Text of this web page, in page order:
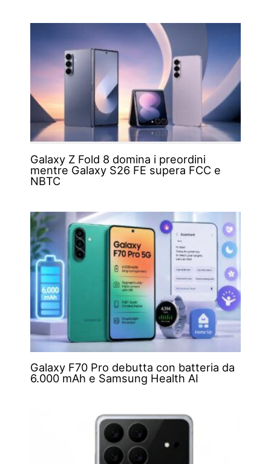
Galaxy Z Fold 8 domina i preordini
mentre Galaxy S26 FE supera FCC e
NBTC
Galaxy F70 Pro debutta con batteria da
6.000 mAh e Samsung Health AI